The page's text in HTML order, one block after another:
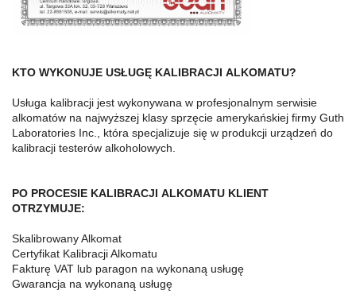
KTO WYKONUJE USŁUGĘ KALIBRACJI ALKOMATU?
Usługa kalibracji jest wykonywana w profesjonalnym serwisie
alkomatów na najwyższej klasy sprzęcie amerykańskiej firmy Guth
Laboratories Inc., która specjalizuje się w produkcji urządzeń do
kalibracji testerów alkoholowych.
PO PROCESIE KALIBRACJI ALKOMATU KLIENT
OTRZYMUJE:
Skalibrowany Alkomat
Certyfikat Kalibracji Alkomatu
Fakturę VAT lub paragon na wykonaną usługę
Gwarancja na wykonaną usługę